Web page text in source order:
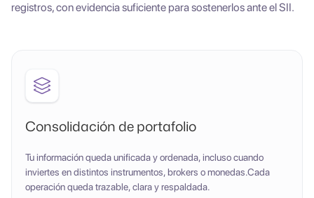
registros, con evidencia suficiente para sostenerlos ante el SII.
Consolidación de portafolio
Tu información queda unificada y ordenada, incluso cuando
inviertes en distintos instrumentos, brokers o monedas.Cada
operación queda trazable, clara y respaldada.